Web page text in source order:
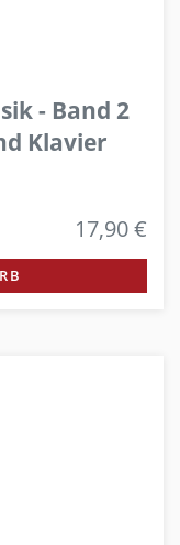
- Band 2
Klavier
17,90 €